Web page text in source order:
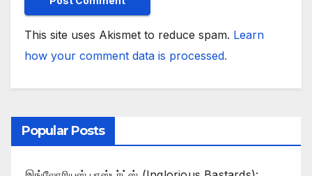
This site uses Akismet to reduce spam. Learn
how your comment data is processed.
Popular Posts